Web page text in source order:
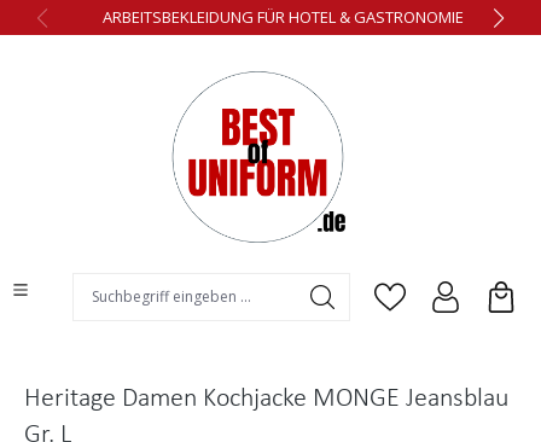
springenARBEITSBEKLEIDUNG FÜR HOTEL & GASTRONOMIE
Heritage Damen Kochjacke MONGE Jeansblau
Gr. L